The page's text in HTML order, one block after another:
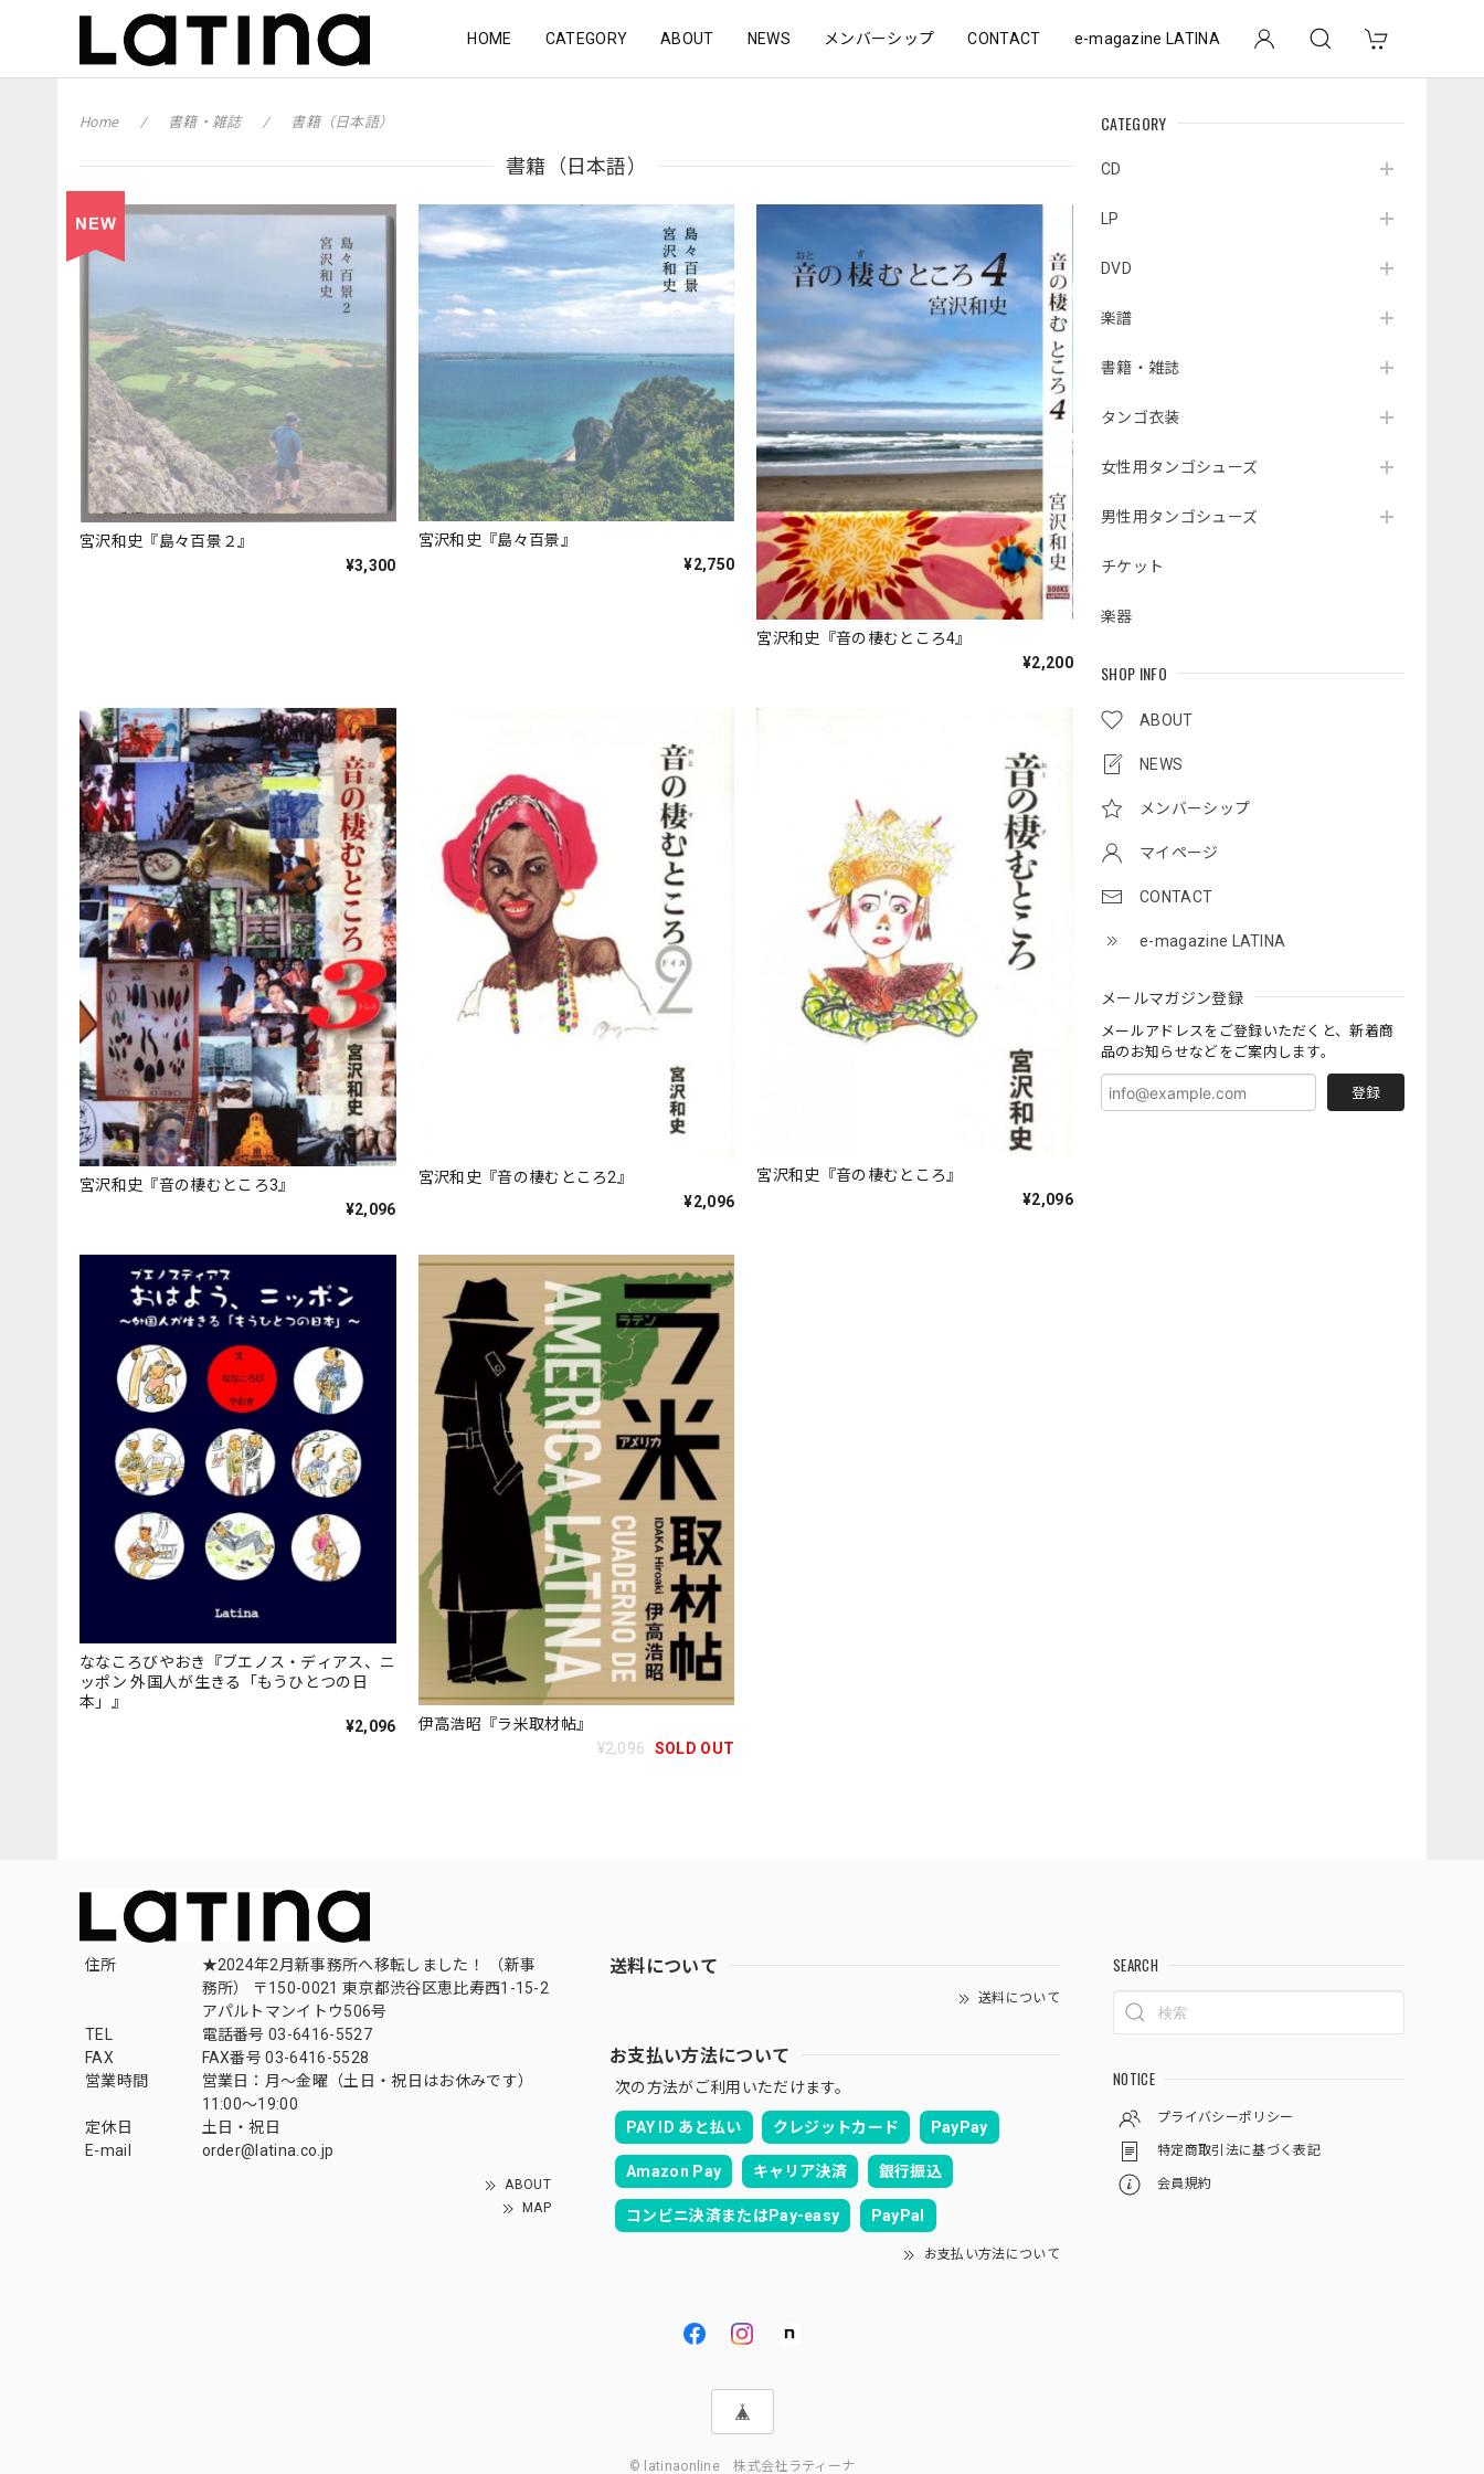
HOME CATEGORY ABOUT NEWS メンバーシップ CONTACT e-magazine LATINA
CATEGORY
CD
LP
DVD
楽譜
書籍・雑誌
タンゴ衣装
女性用タンゴシューズ
男性用タンゴシューズ
チケット
楽器
SHOP INFO
ABOUT
NEWS
メンバーシップ
マイページ
CONTACT
e-magazine LATINA
メールマガジン登録
メールアドレスをご登録いただくと、新着商
品のお知らせなどをご案内します。
登録
Home 書籍・雑誌 書籍（日本語）
書籍（日本語）
宮沢和史『島々百景２』
¥3,300
宮沢和史『島々百景』
¥2,750
宮沢和史『音の棲むところ4』
¥2,200
宮沢和史『音の棲むところ3』
¥2,096
宮沢和史『音の棲むところ2』
¥2,096
宮沢和史『音の棲むところ』
¥2,096
ななころびやおき『ブエノス・ディアス、ニ
ッポン 外国人が生きる「もうひとつの日
本」』
¥2,096
伊高浩昭『ラ米取材帖』
¥2,096
SOLD OUT
住所
★2024年2月新事務所へ移転しました！ （新事
務所） 〒150-0021 東京都渋谷区恵比寿西1-15-2
アパルトマンイトウ506号
TEL
電話番号 03-6416-5527
FAX
FAX番号 03-6416-5528
営業時間
営業日：月〜金曜（土日・祝日はお休みです）
11:00〜19:00
定休日
土日・祝日
E-mail
order@latina.co.jp
ABOUT
MAP
送料について
送料について
お支払い方法について
次の方法がご利用いただけます。
PAY ID あと払い クレジットカード PayPay
Amazon Pay キャリア決済 銀行振込
コンビニ決済またはPay-easy PayPal
お支払い方法について
SEARCH
NOTICE
プライバシーポリシー
特定商取引法に基づく表記
会員規約
© latinaonline 株式会社ラティーナ